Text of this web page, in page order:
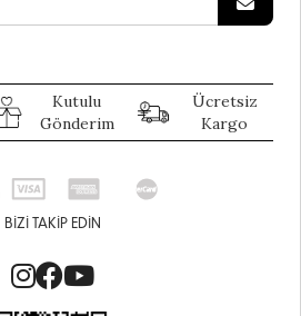
Kutulu
Gönderim
Ücretsiz
Kargo
BIZI TAKIP EDIN